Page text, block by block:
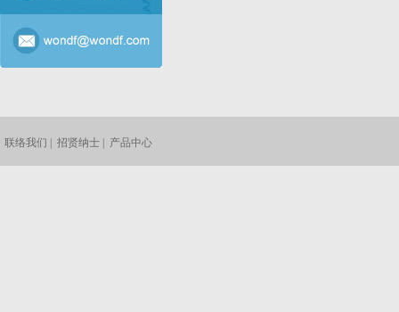
联络我们 招贤纳士 产品中心